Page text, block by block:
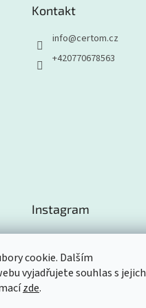
cookie. Dalším
vyjadřujete souhlas s jejich
zde.
Kontakt
info@certom.cz
+420770678563
Instagram